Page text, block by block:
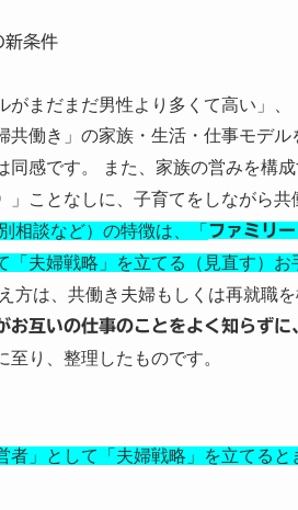
条件
がまだまだ男性より多くて高い」、
働き」の家族・生活・仕事モデル
同感です。 また、家族の営みを構
」ことなしに、子育てをしながら共
相談など）の特徴は、「 ファミリ
「夫婦戦略」を立てる（見直す）お
方は、共働き夫婦もしくは再就職
お互いの仕事のことをよく知らずに
至り、整理したものです。
者」として「夫婦戦略」を立てると